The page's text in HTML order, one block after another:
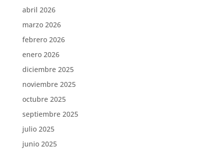
abril 2026
marzo 2026
febrero 2026
enero 2026
diciembre 2025
noviembre 2025
octubre 2025
septiembre 2025
julio 2025
junio 2025